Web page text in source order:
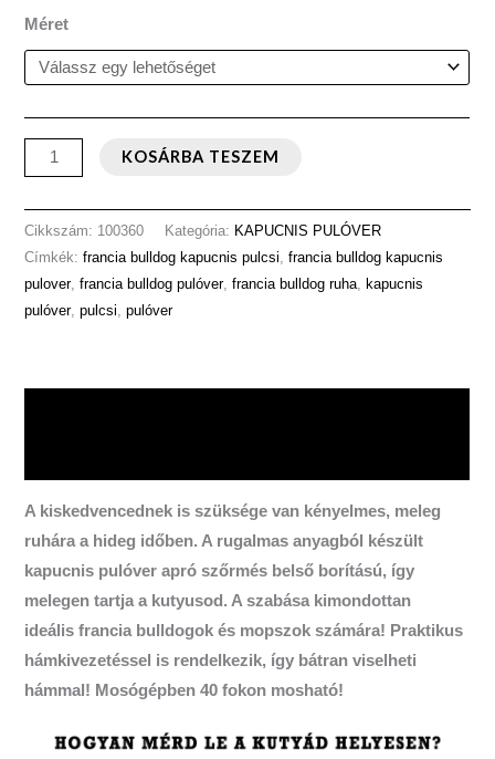
Méret
KOSÁRBA TESZEM
Cikkszám: 100360 Kategória: KAPUCNIS PULÓVER
Címkék:francia bulldog kapucnis pulcsi ,francia bulldog kapucnis
pulover,francia bulldog pulóver,francia bulldog ruha ,kapucnis
pulóver,pulcsi ,pulóver
A kiskedvencednek is szüksége van kényelmes, meleg
ruhára a hideg időben. A rugalmas anyagból készült
kapucnis pulóver apró szőrmés belső borítású, így
melegen tartja a kutyusod. A szabása kimondottan
ideális francia bulldogok és mopszok számára! Praktikus
hámkivezetéssel is rendelkezik, így bátran viselheti
hámmal! Mosógépben 40 fokon mosható!